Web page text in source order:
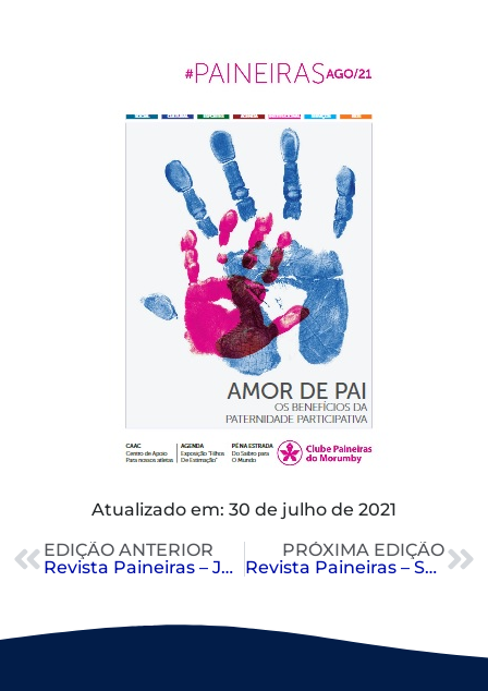
Atualizado em: 30 de julho de 2021
EDIÇÃO ANTERIOR
Revista Paineiras – Julho
PRÓXIMA EDIÇÃO
Revista Paineiras – Setembro 2021